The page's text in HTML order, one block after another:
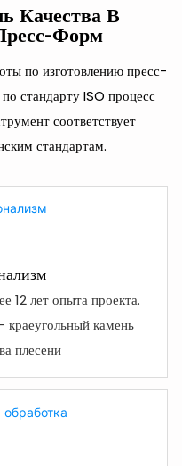
Качества В
Форм
по изготовлению пресс-
стандарту ISO процесс
соответствует
стандартам.
12 лет опыта проекта.
камень
плесени